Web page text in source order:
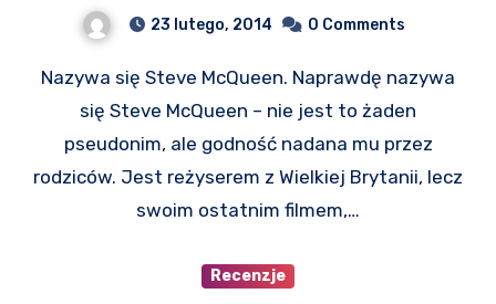
23 lutego, 2014 0 Comments
Nazywa się Steve McQueen. Naprawdę nazywa
się Steve McQueen – nie jest to żaden
pseudonim, ale godność nadana mu przez
rodziców. Jest reżyserem z Wielkiej Brytanii, lecz
swoim ostatnim filmem,…
Recenzje